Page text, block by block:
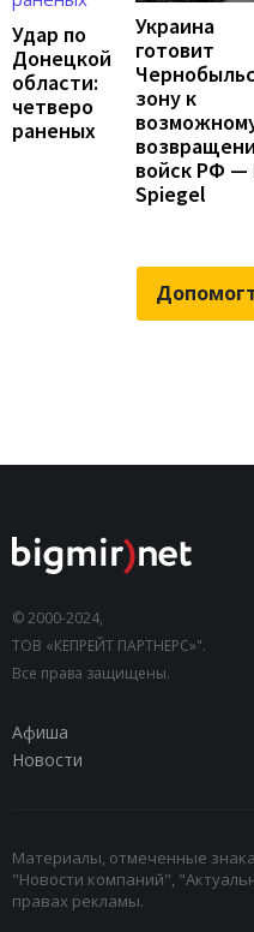
Удар по
Донецкой
области:
четверо
раненых
Украина
готовит
зону к
войск РФ —
Spiegel
© 2000-2024,
ТОВ «КЕПРЕЙТ ПАРТНЕРС»".
Все права защищены.
Афиша
Новости
Материалы, отмеченные
"Новости компаний",
правах рекламы.